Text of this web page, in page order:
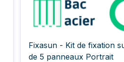
Fixasun - Kit de fixation
de 5 panneaux Portrait